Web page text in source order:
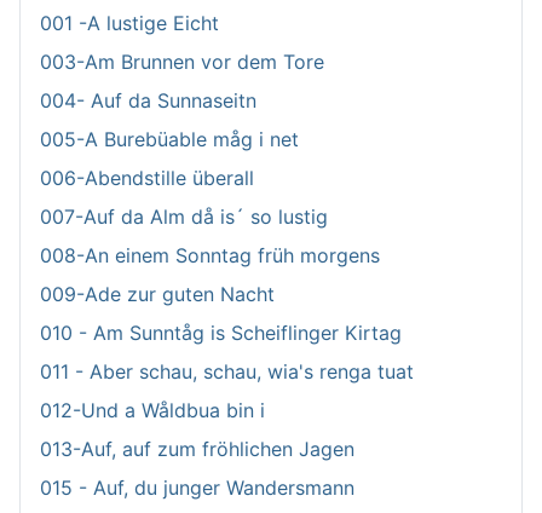
001 -A lustige Eicht
003-Am Brunnen vor dem Tore
004- Auf da Sunnaseitn
005-A Burebüable måg i net
006-Abendstille überall
007-Auf da Alm då is´ so lustig
008-An einem Sonntag früh morgens
009-Ade zur guten Nacht
010 - Am Sunntåg is Scheiflinger Kirtag
011 - Aber schau, schau, wia's renga tuat
012-Und a Wåldbua bin i
013-Auf, auf zum fröhlichen Jagen
015 - Auf, du junger Wandersmann